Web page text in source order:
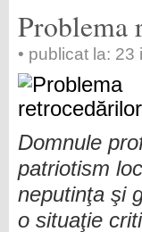
Problema
• publicat la: 23
Domnule
patriotism
neputinţa şi
o situaţie